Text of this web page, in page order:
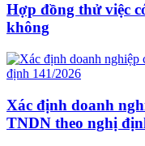
Hợp đồng thử việc
không
Xác định doanh
TNDN theo nghị